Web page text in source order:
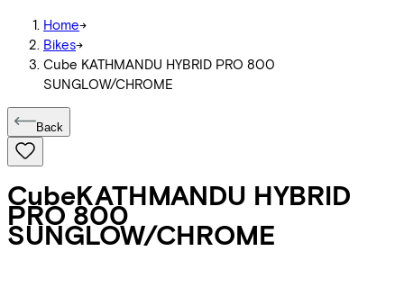
Home->
Bikes->
Cube KATHMANDU HYBRID PRO 800
SUNGLOW/CHROME
Back
CubeKATHMANDU HYBRID
PRO 800
SUNGLOW/CHROME